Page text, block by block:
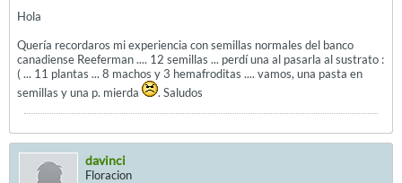
Hola
Quería recordaros mi experiencia con semillas normales del banco
canadiense Reeferman .... 12 semillas ... perdí una al pasarla al sustrato :
( ... 11 plantas ... 8 machos y 3 hemafroditas .... vamos, una pasta en
semillas y una p. mierda
. Saludos
davinci
Floracion